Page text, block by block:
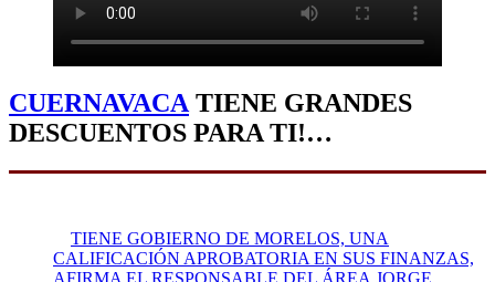
CUERNAVACA TIENE GRANDES
DESCUENTOS PARA TI!…
TIENE GOBIERNO DE MORELOS, UNA
CALIFICACIÓN APROBATORIA EN SUS FINANZAS,
AFIRMA EL RESPONSABLE DEL ÁREA JORGE